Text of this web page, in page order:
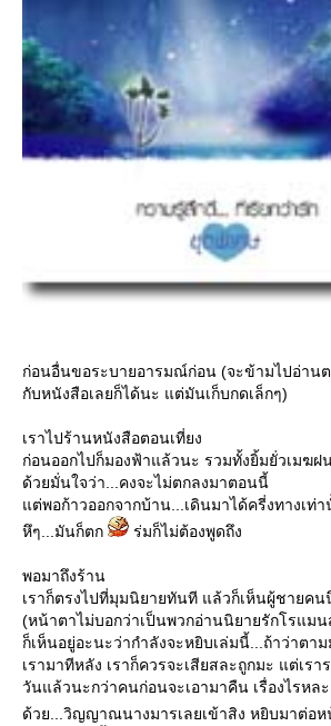
ก่อนอื่นขอระบายอารมณ์ก่อน (จะข้ามไปอ่านต
กับหนังสือเลยก็ได้นะ แต่มันเก็บกดเล็กๆ)
เราไปร้านหนังสือตอนเที่ยง
ก่อนออกไปก็มองฟ้าแล้วนะ รวมทั้งยิ้มยั่วเมฆฝ
ด้วยมั่นใจว่า...คงจะไม่ตกลงมาตอนนี้
ต่พอก้าวออกจากบ้าน...เดินมาได้ครี่งทางเท่
หึๆ...มันก็ตก
ร่มก็ไม่ต้องพูดถึง
พอมาถึงร้าน
เราก็ตรงไปที่มุมนิยายทันที แล้วก็เห็นผู้ชายคน
(หน้าตาไม่บอกว่าเป็นพวกอ่านนิยายรักโรแม
ก็เห็นอยู่อะนะว่ากำลังจะหยิบเล่มนี้...ถ้าว่าตา
เรามาทีหลัง เราก็ควรจะเสียสละถูกมะ แต่เร
วันแล้วนะกว่าคนก่อนจะเอามาคืน เรื่องไรหล
ด้วย...วิญญาณนางมารเลยเข้าสิง หยิบมาต่อ